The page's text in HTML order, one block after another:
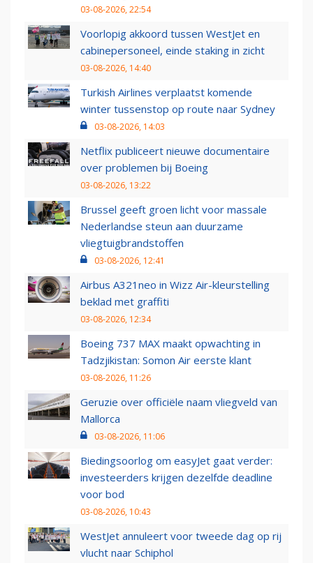
03-08-2026, 22:54
Voorlopig akkoord tussen WestJet en
cabinepersoneel, einde staking in zicht
03-08-2026, 14:40
Turkish Airlines verplaatst komende
winter tussenstop op route naar Sydney
03-08-2026, 14:03
Netflix publiceert nieuwe documentaire
over problemen bij Boeing
03-08-2026, 13:22
Brussel geeft groen licht voor massale
Nederlandse steun aan duurzame
vliegtuigbrandstoffen
03-08-2026, 12:41
Airbus A321neo in Wizz Air-kleurstelling
beklad met graffiti
03-08-2026, 12:34
Boeing 737 MAX maakt opwachting in
Tadzjikistan: Somon Air eerste klant
03-08-2026, 11:26
Geruzie over officiële naam vliegveld van
Mallorca
03-08-2026, 11:06
Biedingsoorlog om easyJet gaat verder:
investeerders krijgen dezelfde deadline
voor bod
03-08-2026, 10:43
WestJet annuleert voor tweede dag op rij
vlucht naar Schiphol